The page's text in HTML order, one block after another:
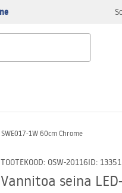
1W 60cm Chrome
TOOTEKOOD: OSW-20116ID: 13351
Vannitoa seina